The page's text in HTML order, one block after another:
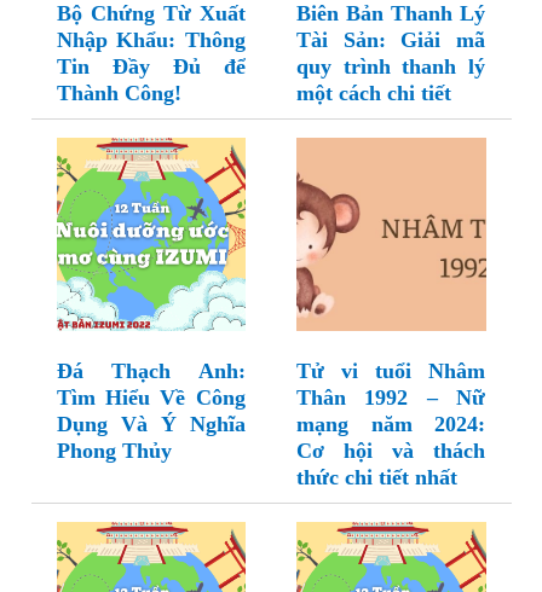
Bộ Chứng Từ Xuất
Nhập Khẩu: Thông
Tin Đầy Đủ để
Thành Công!
Biên Bản Thanh Lý
Tài Sản: Giải mã
quy trình thanh lý
một cách chi tiết
Đá Thạch Anh:
Tìm Hiểu Về Công
Dụng Và Ý Nghĩa
Phong Thủy
Tử vi tuổi Nhâm
Thân 1992 – Nữ
mạng năm 2024:
Cơ hội và thách
thức chi tiết nhất